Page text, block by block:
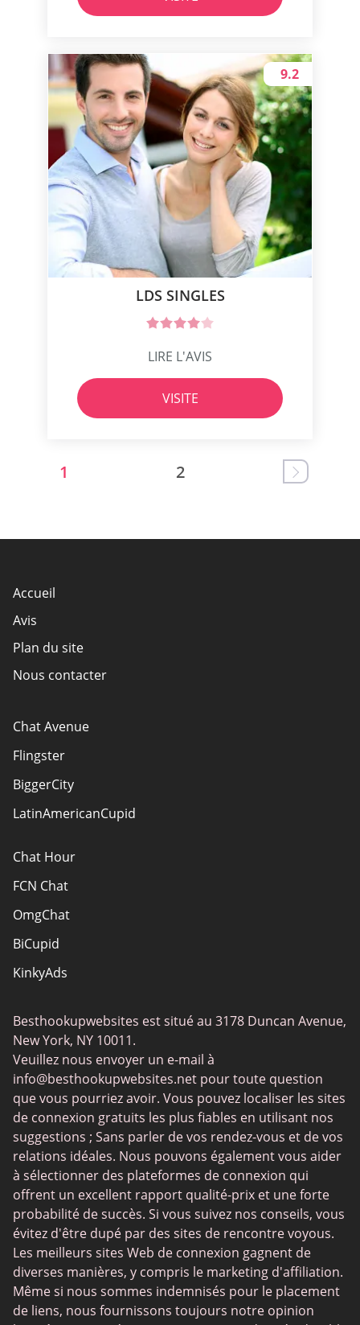
LDS SINGLES
9.2
LIRE L'AVIS
VISITE
1 2
Accueil
Avis
Plan du site
Nous contacter
Chat Avenue
Flingster
BiggerCity
LatinAmericanCupid
Chat Hour
FCN Chat
OmgChat
BiCupid
KinkyAds
Together2Night
MyLOL
Swingtowns
Instabang
Besthookupwebsites est situé au 3178 Duncan Avenue,
New York, NY 10011.
Veuillez nous envoyer un e-mail à
info@besthookupwebsites.net pour toute question
que vous pourriez avoir. Vous pouvez localiser les sites
de connexion gratuits les plus fiables en utilisant nos
suggestions ; Sans parler de vos rendez-vous et de vos
relations idéales. Nous pouvons également vous aider
à sélectionner des plateformes de connexion qui
offrent un excellent rapport qualité-prix et une forte
probabilité de succès. Si vous suivez nos conseils, vous
évitez d'être dupé par des sites de rencontre voyous.
Les meilleurs sites Web de connexion gagnent de
diverses manières, y compris le marketing d'affiliation.
Même si nous sommes indemnisés pour le placement
de liens, nous fournissons toujours notre opinion